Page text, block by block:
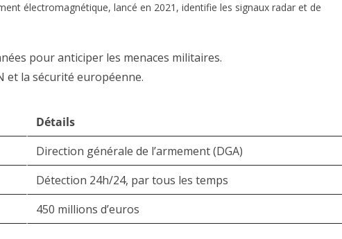
électromagnétique, lancé en 2021, identifie les signaux radar et de
pour anticiper les menaces militaires.
et la sécurité européenne.
Détails
Direction générale de l’armement (DGA)
Détection 24h/24, par tous les temps
450 millions d’euros